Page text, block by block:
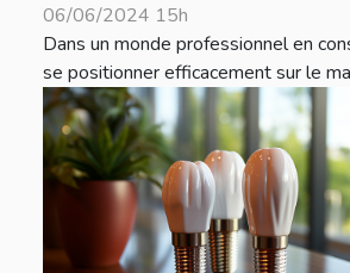
06/06/2024 15h
Dans un monde professionnel en
se positionner efficacement sur le